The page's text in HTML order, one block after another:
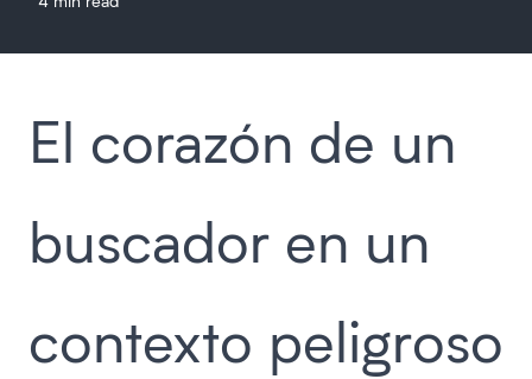
El corazón de un
buscador en un
contexto peligroso